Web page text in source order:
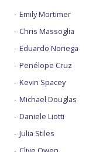
Emily Mortimer
Chris Massoglia
Eduardo Noriega
Penélope Cruz
Kevin Spacey
Michael Douglas
Daniele Liotti
Julia Stiles